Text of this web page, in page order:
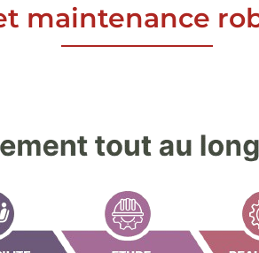
maintenance